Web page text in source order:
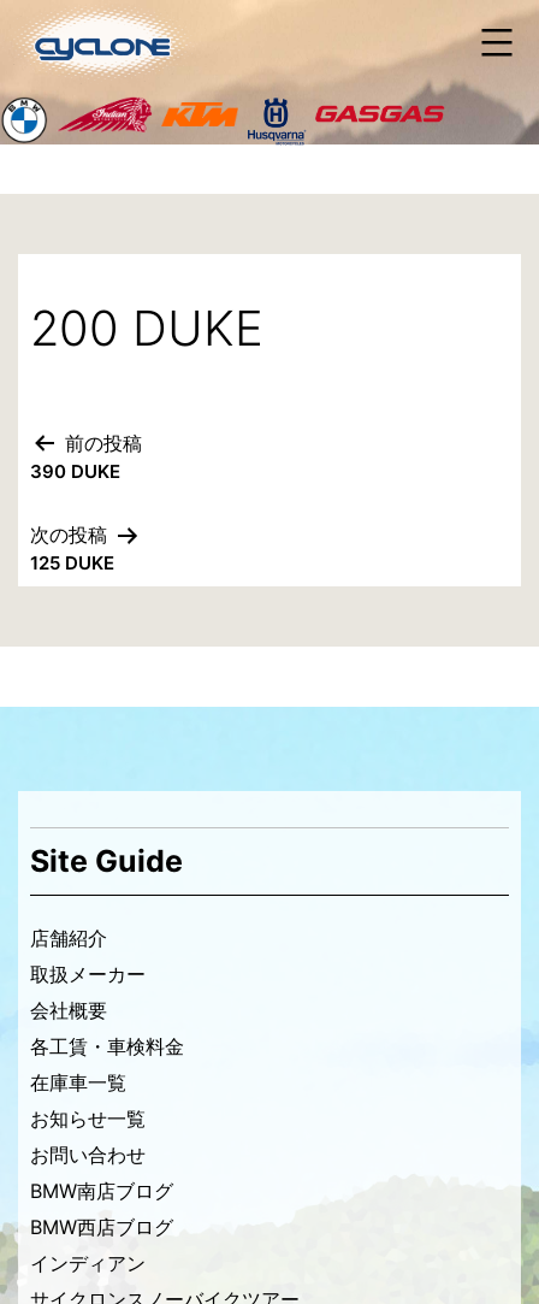
ン
ン
ツ
200 DUKE
投
ナ
ゲ
ー
ョ
ン
前の投稿
390 DUKE
次の投稿
125 DUKE
Site Guide
店舗紹介
取扱メーカー
会社概要
各工賃・車検料金
在庫車一覧
お知らせ一覧
お問い合わせ
BMW南店ブログ
BMW西店ブログ
インディアン
サイクロンスノーバイクツアー